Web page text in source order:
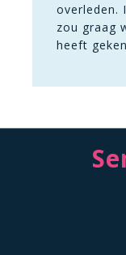
overleden.
zou graag
heeft